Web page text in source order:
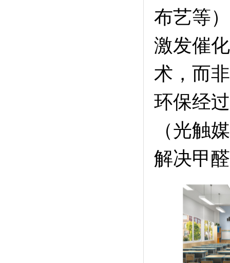
布艺等
激发催
术，而
环保经
（光触
解决甲